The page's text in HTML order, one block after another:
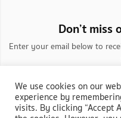
Don’t miss
Enter your email below to
We use cookies on our
experience by
visits. By clicking “Accept